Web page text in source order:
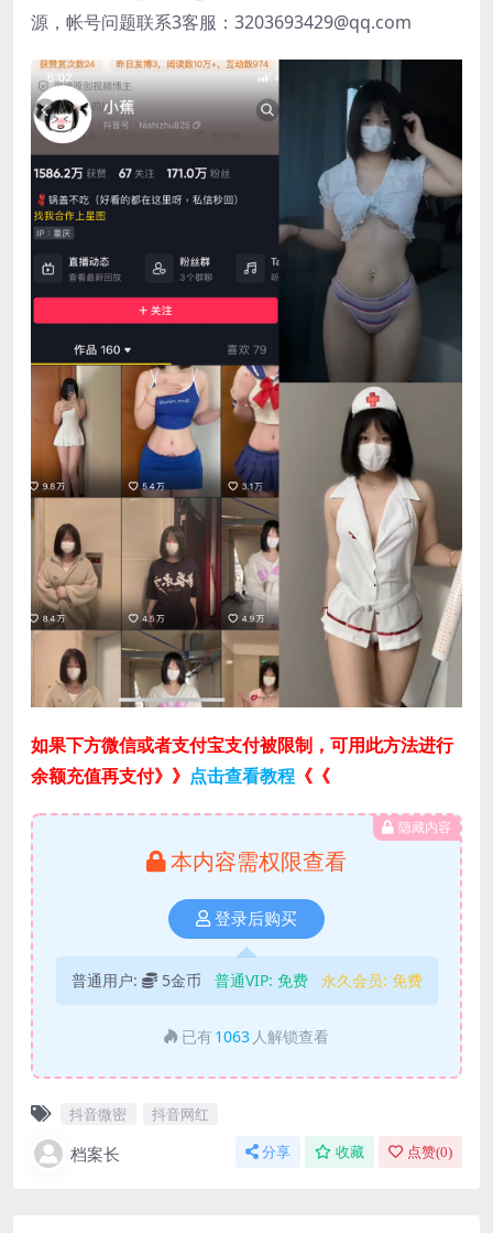
源，帐号问题联系3客服：3203693429@qq.com
如果下方微信或者支付宝支付被限制，可用此方法进行
余额充值再支付》》 点击查看教程 《《
隐藏内容
本内容需权限查看
登录后购买
普通用户: 5金币 普通VIP: 免费 永久会员: 免费
已有 1063 人解锁查看
抖音微密 抖音网红
档案长 分享 收藏 点赞(0)